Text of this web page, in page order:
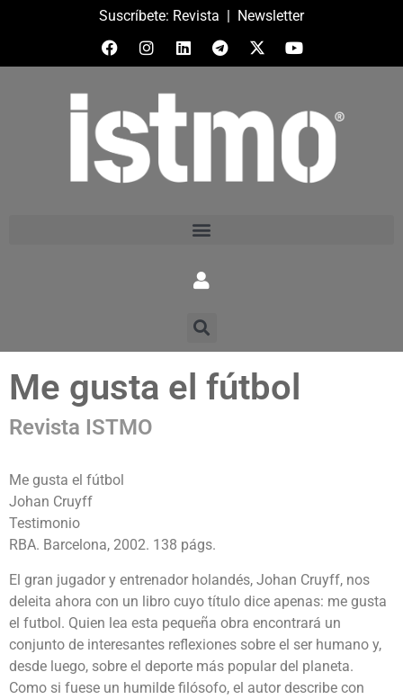
Suscríbete: Revista | Newsletter
Me gusta el fútbol
Revista ISTMO
Me gusta el fútbol
Johan Cruyff
Testimonio
RBA. Barcelona, 2002. 138 págs.
El gran jugador y entrenador holandés, Johan Cruyff, nos
deleita ahora con un libro cuyo título dice apenas: me gusta
el futbol. Quien lea esta pequeña obra encontrará un
conjunto de interesantes reflexiones sobre el ser humano y,
desde luego, sobre el deporte más popular del planeta.
Como si fuese un humilde filósofo, el autor describe con